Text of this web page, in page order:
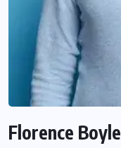
Florence Boyle